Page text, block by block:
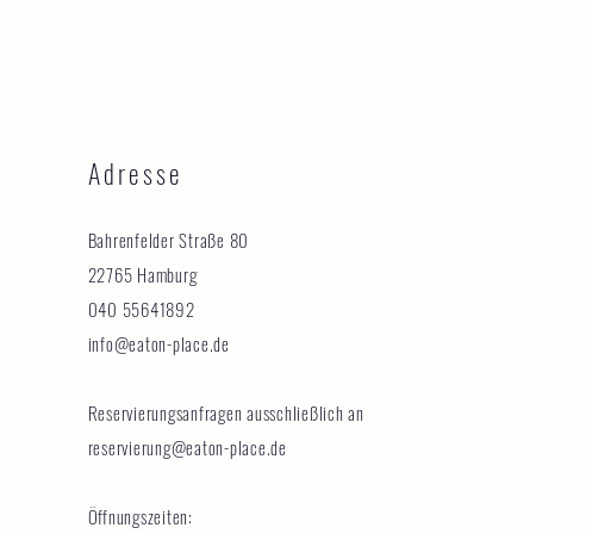
Adresse
Bahrenfelder Straße 80
22765 Hamburg
040 55641892
info@eaton-place.de
Reservierungsanfragen ausschließlich an
reservierung@eaton-place.de
Öffnungszeiten: